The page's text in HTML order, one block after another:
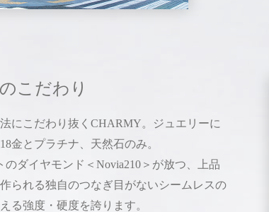
こだわり
にこだわり抜く CHARMY。
ジュエリーに
18金とプラチナ、天然石のみ。
のダイヤモンド ＜Novia210＞が放つ、上品
られる独自のつなぎ目がないシームレスの
る強度・硬度を誇ります。